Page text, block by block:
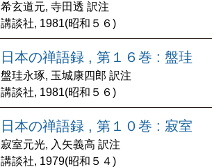
希玄道元, 寺田透 訳注
講談社, 1981(昭和５６)
日本の禅語録 , 第１６巻 : 盤珪
盤珪永琢, 玉城康四郎 訳注
講談社, 1981(昭和５６)
日本の禅語録 , 第１０巻 : 寂室
寂室元光, 入矢義高 訳注
講談社, 1979(昭和５４)